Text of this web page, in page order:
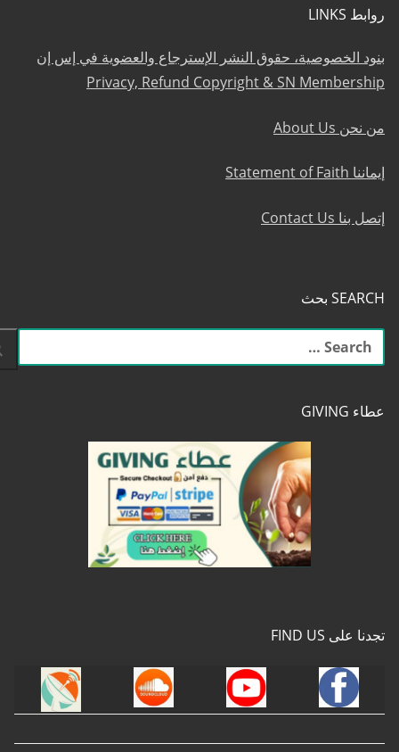
روابط LINKS
بنود الخصوصية، حقوق النشر الإسترجاع والعضوية في إس إن
Privacy, Refund Copyright & SN Membership
من نحن About Us
إيماننا Statement of Faith
إتصل بنا Contact Us
SEARCH بحث
البحث
عن:
عطاء GIVING
تجدنا على FIND US